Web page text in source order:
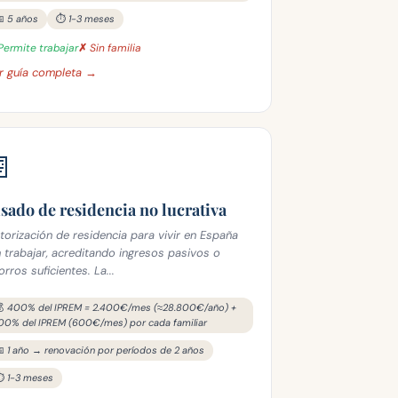
5 años ⏱️ 1-3 meses
trabajar✗ Sin familia
guía completa →
de residencia no lucrativa
de residencia para vivir en España
trabajar, acreditando ingresos pasivos o
suficientes. La...
400% del IPREM = 2.400€/mes (≈28.800€/año) +
del IPREM (600€/mes) por cada familiar
1 año → renovación por períodos de 2 años
1-3 meses